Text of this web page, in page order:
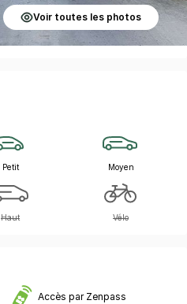
Voir toutes les photos
Petit Moyen
Haut Vélo
Accès par Zenpass